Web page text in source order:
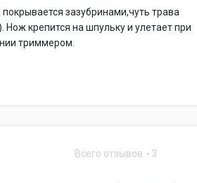
зазубринами,чуть трава
крепится на шпульку и улетает при
триммером.
Всего отзывов 3